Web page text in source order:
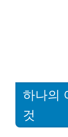
하나의
것